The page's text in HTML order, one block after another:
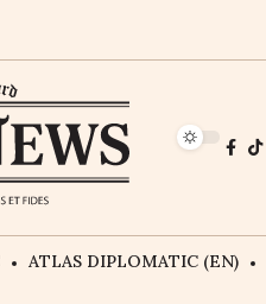
ATLAS DIPLOMATIC (EN)